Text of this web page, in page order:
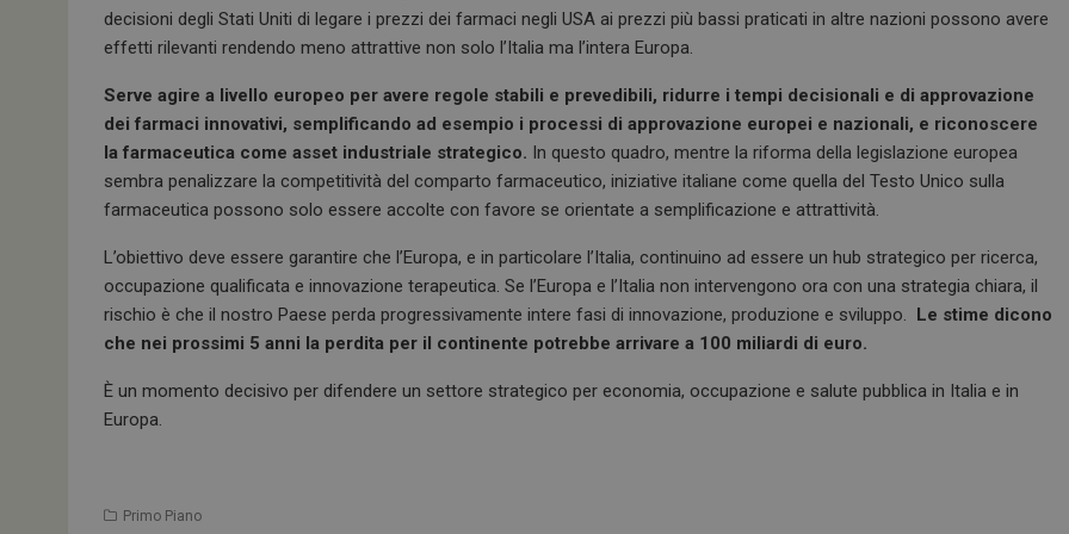
decisioni degli Stati Uniti di legare i prezzi dei farmaci negli USA ai prezzi più bassi praticati in altre nazioni possono avere
effetti rilevanti rendendo meno attrattive non solo l’Italia ma l’intera Europa.
Serve agire a livello europeo per avere regole stabili e prevedibili, ridurre i tempi decisionali e di approvazione
dei farmaci innovativi, semplificando ad esempio i processi di approvazione europei e nazionali, e riconoscere
la farmaceutica come asset industriale strategico. In questo quadro, mentre la riforma della legislazione europea
sembra penalizzare la competitività del comparto farmaceutico, iniziative italiane come quella del Testo Unico sulla
farmaceutica possono solo essere accolte con favore se orientate a semplificazione e attrattività.
L’obiettivo deve essere garantire che l’Europa, e in particolare l’Italia, continuino ad essere un hub strategico per ricerca,
occupazione qualificata e innovazione terapeutica. Se l’Europa e l’Italia non intervengono ora con una strategia chiara, il
rischio è che il nostro Paese perda progressivamente intere fasi di innovazione, produzione e sviluppo. Le stime dicono
che nei prossimi 5 anni la perdita per il continente potrebbe arrivare a 100 miliardi di euro.
È un momento decisivo per difendere un settore strategico per economia, occupazione e salute pubblica in Italia e in
Europa.
Primo Piano
siti.
ARRAffinitySameSite
Microsoft Corporation
cookie garantisce che le richieste di
navigazione del visitatore siano
stesso server nel cluster.
PHPSESSID
PHP.net
www.dailyhealthindustry.it
Sessione
Cookie generato da applicazioni
PHP. Si tratta di un identificatore
mantenere le variabili di sessione
un numero generato in modo
utente tra le pagine.
tracking-sites-
ironfish-session-id
www.dailyhealthindustry.it
4
settimane
2 giorni
Questo cookie è impostato
assegnare un identificatore generico
bilanciamento del carico per